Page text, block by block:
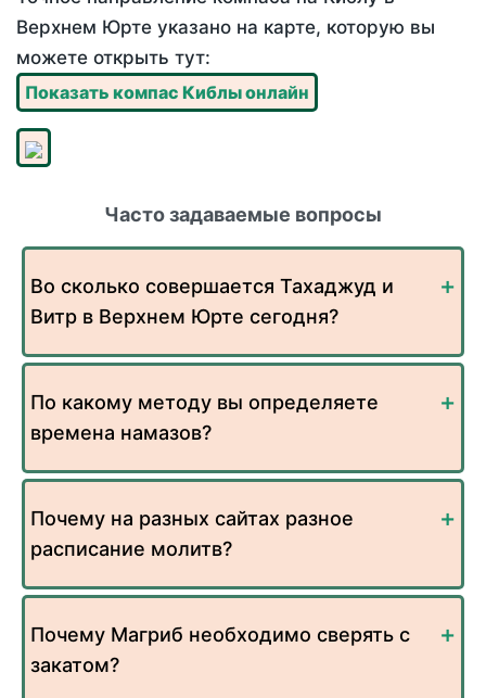
Верхнем Юрте указано на карте, которую вы
можете открыть тут:
Показать компас Киблы онлайн
Часто задаваемые вопросы
Во сколько совершается Тахаджуд и
Витр в Верхнем Юрте сегодня?
По какому методу вы определяете
времена намазов?
Почему на разных сайтах разное
расписание молитв?
Почему Магриб необходимо сверять с
закатом?